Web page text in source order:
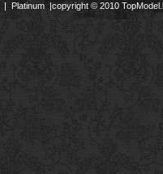
| Platinum |copyright © 2010